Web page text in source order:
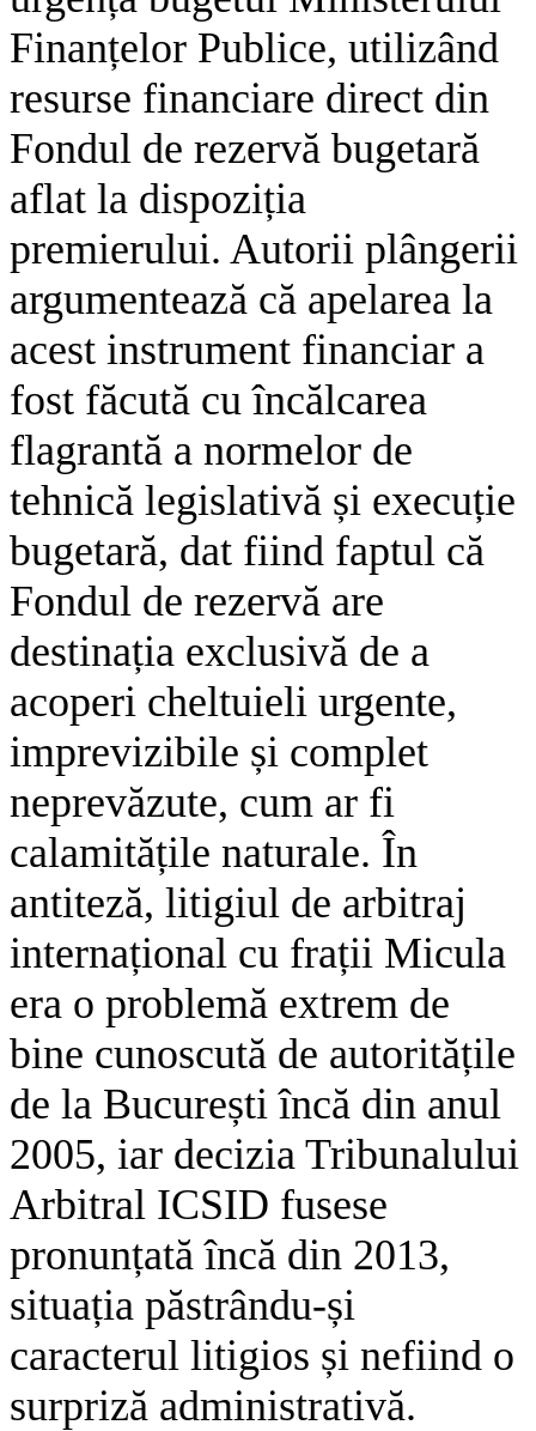
Finanțelor Publice, utilizând
resurse financiare direct din
Fondul de rezervă bugetară
aflat la dispoziția
premierului. Autorii plângerii
argumentează că apelarea la
acest instrument financiar a
fost făcută cu încălcarea
flagrantă a normelor de
tehnică legislativă și execuție
bugetară, dat fiind faptul că
Fondul de rezervă are
destinația exclusivă de a
acoperi cheltuieli urgente,
imprevizibile și complet
neprevăzute, cum ar fi
calamitățile naturale. În
antiteză, litigiul de arbitraj
internațional cu frații Micula
era o problemă extrem de
bine cunoscută de autoritățile
de la București încă din anul
2005, iar decizia Tribunalului
Arbitral ICSID fusese
pronunțată încă din 2013,
situația păstrându-și
caracterul litigios și nefiind o
surpriză administrativă.